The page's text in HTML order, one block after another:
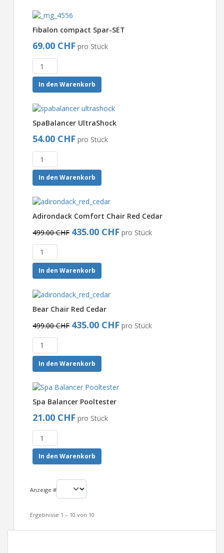
Fibalon compact Spar-SET
69.00 CHF pro Stück
In den Warenkorb
SpaBalancer UltraShock
54.00 CHF pro Stück
In den Warenkorb
Adirondack Comfort Chair Red Cedar
499.00 CHF 435.00 CHF pro Stück
In den Warenkorb
Bear Chair Red Cedar
499.00 CHF 435.00 CHF pro Stück
In den Warenkorb
Spa Balancer Pooltester
21.00 CHF pro Stück
In den Warenkorb
Anzeige #
Ergebnisse 1 – 10 von 10